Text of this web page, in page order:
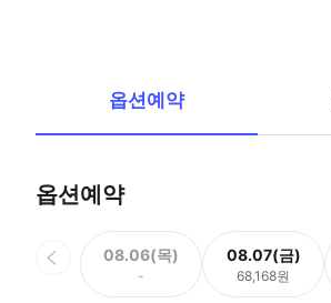
옵션예약
옵션예약
08.06(목)
-
08.07(금)
68,168원